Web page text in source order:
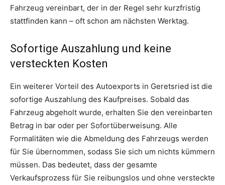
Fahrzeug vereinbart, der in der Regel sehr kurzfristig
stattfinden kann – oft schon am nächsten Werktag.
Sofortige Auszahlung und keine
versteckten Kosten
Ein weiterer Vorteil des Autoexports in Geretsried ist die
sofortige Auszahlung des Kaufpreises. Sobald das
Fahrzeug abgeholt wurde, erhalten Sie den vereinbarten
Betrag in bar oder per Sofortüberweisung. Alle
Formalitäten wie die Abmeldung des Fahrzeugs werden
für Sie übernommen, sodass Sie sich um nichts kümmern
müssen. Das bedeutet, dass der gesamte
Verkaufsprozess für Sie reibungslos und ohne versteckte